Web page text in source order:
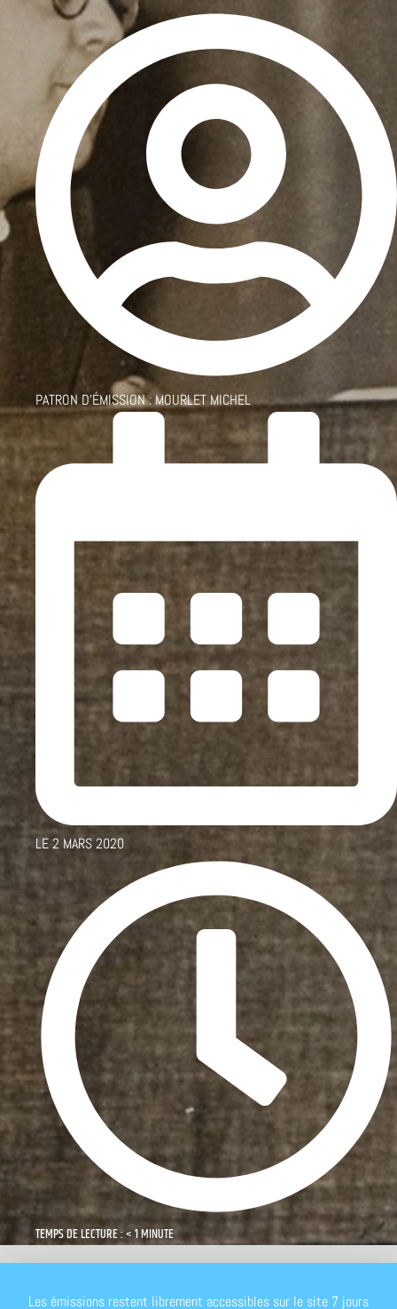
PATRON D'ÉMISSION :MOURLET MICHEL
LE2 MARS 2020
TEMPS DE LECTURE : < 1 MINUTE
Les émissions restent librement accessibles sur le site 7 jours